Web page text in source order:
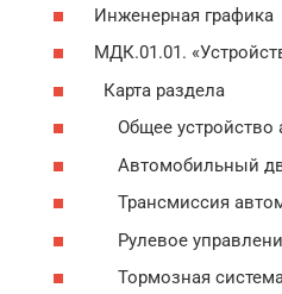
Инженерная графика
МДК.01.01.
Карта раздела
Общее устройство
Автомобильный
Трансмиссия
Рулевое
Тормозная